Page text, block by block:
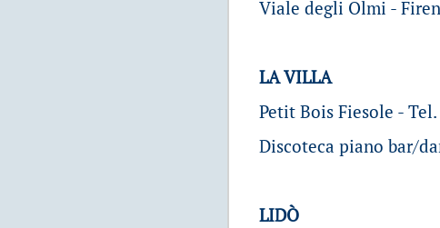
Viale degli Olmi -
LA VILLA
Petit Bois Fiesole - Tel.
Discoteca piano bar/
LIDÒ